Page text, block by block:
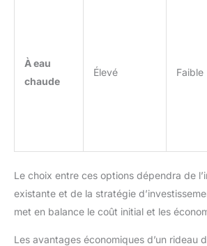
À eau
chaude
Élevé Faible
Le choix entre ces options dépendra de
existante et de la stratégie
met en balance le coût initial et les
Les avantages économiques d’un rideau